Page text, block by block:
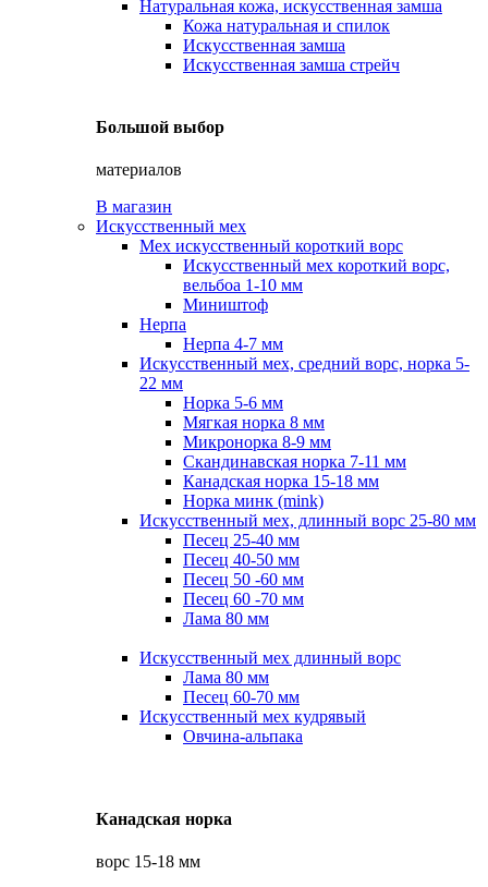
Натуральная кожа, искусственная замша
Кожа натуральная и спилок
Искусственная замша
Искусственная замша стрейч
Большой выбор
материалов
В магазин
Искусственный мех
Мех искусственный короткий ворс
Искусственный мех короткий ворс,
вельбоа 1-10 мм
Миништоф
Нерпа
Нерпа 4-7 мм
Искусственный мех, средний ворс, норка 5-
22 мм
Норка 5-6 мм
Мягкая норка 8 мм
Микронорка 8-9 мм
Скандинавская норка 7-11 мм
Канадская норка 15-18 мм
Норка минк (mink)
Искусственный мех, длинный ворс 25-80 мм
Песец 25-40 мм
Песец 40-50 мм
Песец 50 -60 мм
Песец 60 -70 мм
Лама 80 мм
Искусственный мех длинный ворс
Лама 80 мм
Песец 60-70 мм
Искусственный мех кудрявый
Овчина-альпака
Канадская норка
ворс 15-18 мм